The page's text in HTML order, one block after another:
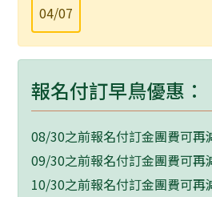
04/07
報名付訂早鳥優惠：
08/30之前報名付訂金團費可再
09/30之前報名付訂金團費可再
10/30之前報名付訂金團費可再